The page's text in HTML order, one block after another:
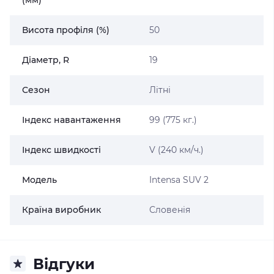
Висота профіля (%) 50
Діаметр, R 19
Сезон Літні
Індекс навантаження 99 (775 кг.)
Індекс швидкості V (240 км/ч.)
Модель Intensa SUV 2
Країна виробник Словенія
Відгуки